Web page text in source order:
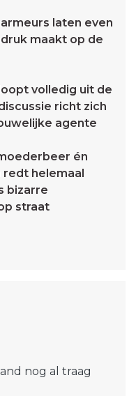
laten even
maakt op de
volledig uit de
richt zich
agente
én
redt helemaal
bizarre
straat
nog al traag